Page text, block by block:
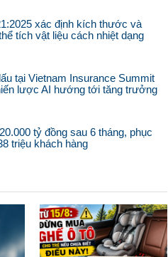
xác định kích thước và
tích vật liệu cách nhiệt dạng
tại Vietnam Insurance Summit
lược AI hướng tới tăng trưởng
tỷ đồng sau 6 tháng, phục
triệu khách hàng